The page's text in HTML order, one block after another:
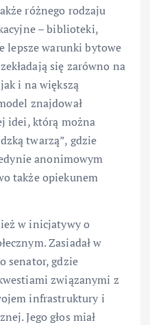
różnego rodzaju
– biblioteki,
lepsze warunki bytowe
się zarówno na
i na większą
znajdował
idei, którą można
twarzą”, gdzie
anonimowym
także opiekunem
w inicjatywy o
Zasiadał w
senator, gdzie
związanymi z
infrastruktury i
Jego głos miał